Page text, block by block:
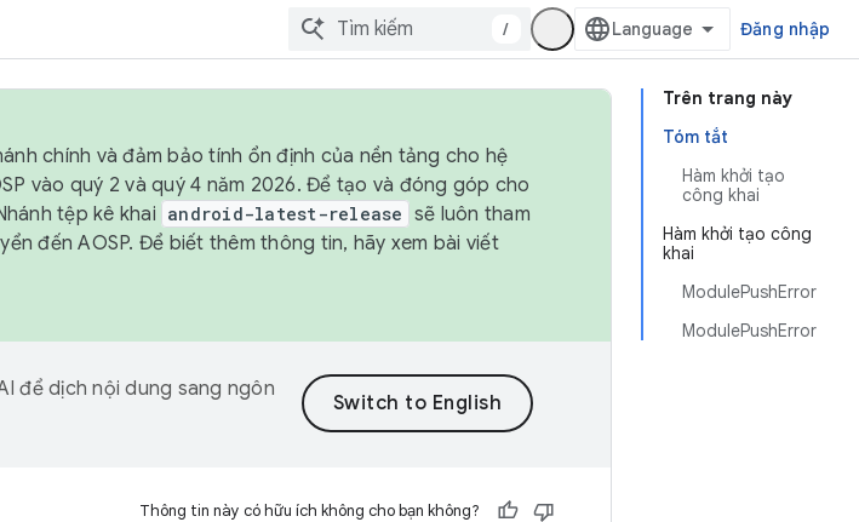
/ Đăng nhập
Trên trang này
Tóm tắt
Hàm khởi tạo
công khai
Hàm khởi tạo công
khai
ModulePushError
ModulePushError
chính và đảm bảo tính ổn định của nền tảng cho hệ
vào quý 2 và quý 4 năm 2026. Để tạo và đóng góp cho
tệp kê khai android-latest-release sẽ luôn tham
đến AOSP. Để biết thêm thông tin, hãy xem bài viết
để dịch nội dung sang ngôn
Thông tin này có hữu ích không cho bạn không?